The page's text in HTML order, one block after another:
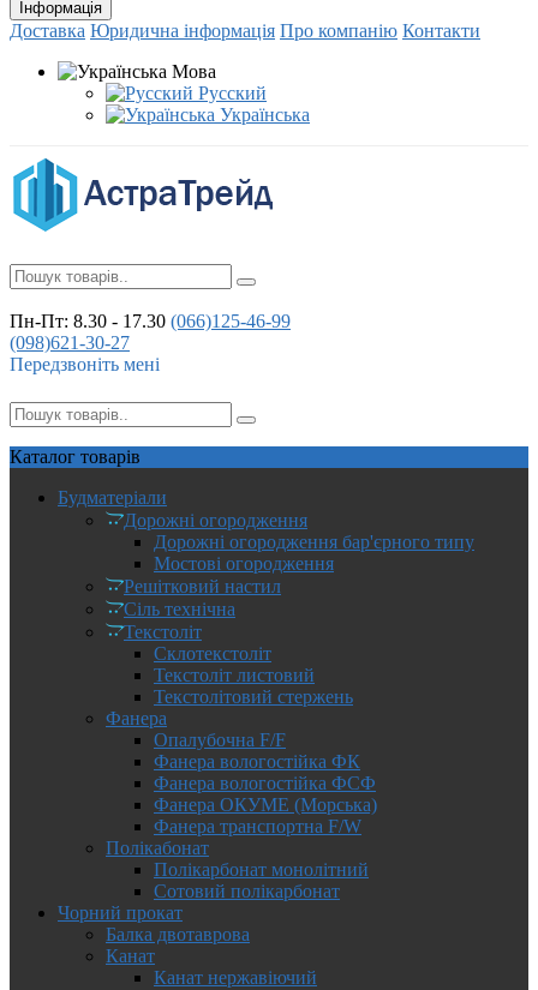
Інформація
Доставка Юридична інформація Про компанію Контакти
Мова
Русский
Українська
Пн-Пт: 8.30 - 17.30 (066)125-46-99
(098)621-30-27
Передзвоніть мені
Каталог товарів
Будматеріали
Дорожні огородження
Дорожні огородження бар'єрного типу
Мостові огородження
Решітковий настил
Сіль технічна
Текстоліт
Склотекстоліт
Текстоліт листовий
Текстолітовий стержень
Фанера
Опалубочна F/F
Фанера вологостійка ФК
Фанера вологостійка ФСФ
Фанера ОКУМЕ (Морська)
Фанера транспортна F/W
Полікабонат
Полікарбонат монолітний
Сотовий полікарбонат
Чорний прокат
Балка двотаврова
Канат
Канат нержавіючий